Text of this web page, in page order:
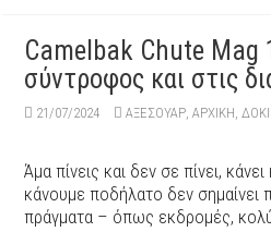
Camelbak Chute Mag
σύντροφος και στις
21/07/2024 ΑΞΕΣΟΥΆΡ ,ΑΡΧΙΚΉ
Άμα πίνεις και δεν σε πίνει,
κάνουμε ποδήλατο δεν
πράγματα – όπως εκδρομές,